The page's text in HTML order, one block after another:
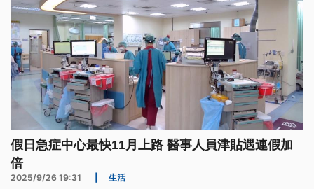
假日急症中心最快11月上路 醫事人員津貼遇連假加
倍
2025/9/26 19:31 生活